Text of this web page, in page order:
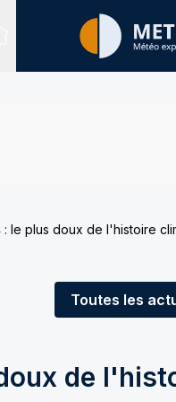
expertisés
: le plus doux de l'histoire
Toutes les
de